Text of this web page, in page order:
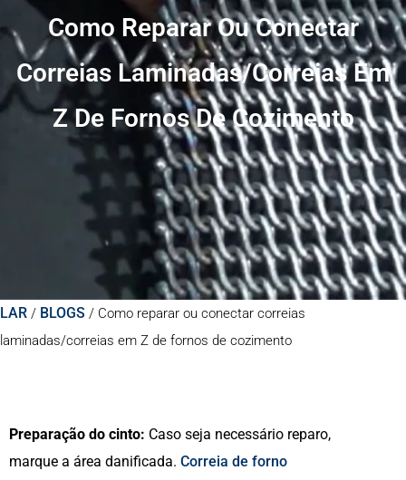
Como Reparar Ou Conectar
Correias Laminadas/correias Em
Z De Fornos De Cozimento
LAR / BLOGS / Como reparar ou conectar correias
laminadas/correias em Z de fornos de cozimento
Preparação do cinto: Caso seja necessário reparo,
marque a área danificada. Correia de forno